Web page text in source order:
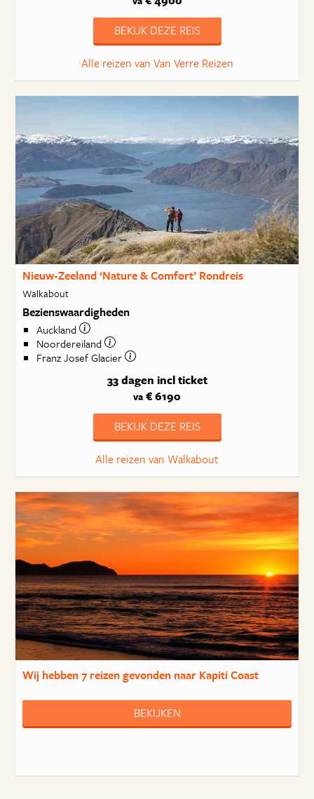
BEKIJK DEZE REIS
Alle reizen van Van Verre Reizen
Nieuw-Zeeland ‘Nature & Comfort’ Rondreis
Walkabout
Bezienswaardigheden
Auckland
Noordereiland
Franz Josef Glacier
33 dagen incl ticket
va € 6190
BEKIJK DEZE REIS
Alle reizen van Walkabout
Wij hebben7 reizengevonden naar Kapiti Coast
BEKIJKEN